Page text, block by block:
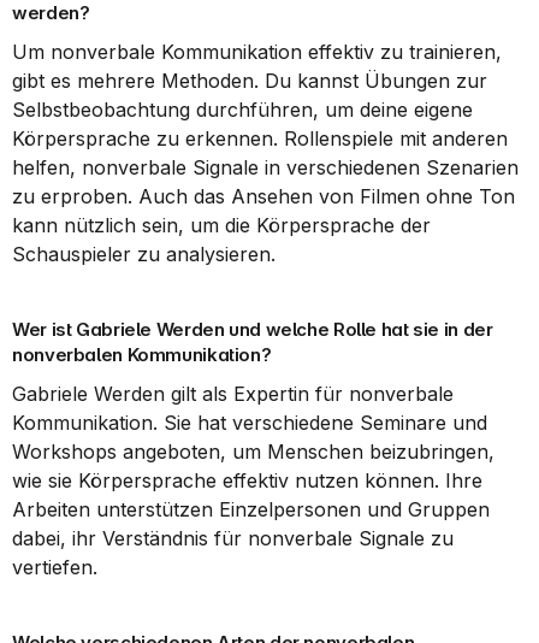
werden?
Um nonverbale Kommunikation effektiv zu trainieren,
gibt es mehrere Methoden. Du kannst Übungen zur
Selbstbeobachtung durchführen, um deine eigene
Körpersprache zu erkennen. Rollenspiele mit anderen
helfen, nonverbale Signale in verschiedenen Szenarien
zu erproben. Auch das Ansehen von Filmen ohne Ton
kann nützlich sein, um die Körpersprache der
Schauspieler zu analysieren.
Wer ist Gabriele Werden und welche Rolle hat sie in der
nonverbalen Kommunikation?
Gabriele Werden gilt als Expertin für nonverbale
Kommunikation. Sie hat verschiedene Seminare und
Workshops angeboten, um Menschen beizubringen,
wie sie Körpersprache effektiv nutzen können. Ihre
Arbeiten unterstützen Einzelpersonen und Gruppen
dabei, ihr Verständnis für nonverbale Signale zu
vertiefen.